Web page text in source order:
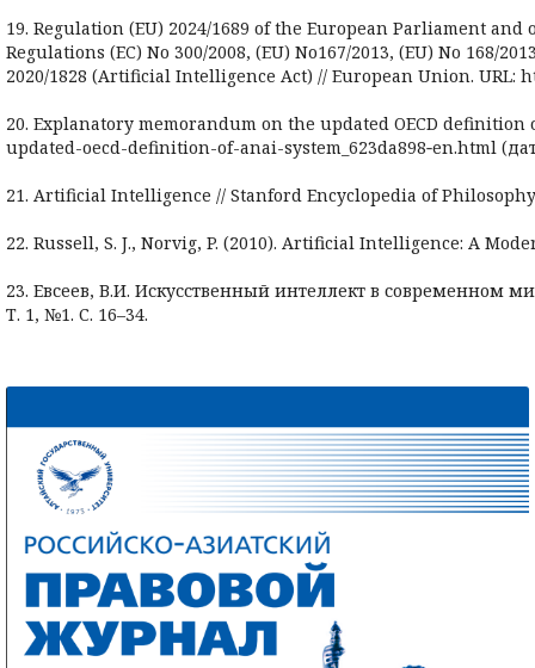
19. Regulation (EU) 2024/1689 of the European Parliament
Regulations (EC) No 300/2008, (EU) No167/2013, (EU) No 168/
2020/1828 (Artificial Intelligence Act) // European Union. URL:
20. Explanatory memorandum on the updated OECD
updated-oecd-definition-of-anai-system_623da898‑en.html
21. Artificial Intelligence // Stanford Encyclopedia of
22. Russell, S. J., Norvig, P. (2010). Artificial Intelligence: A
23. Евсеев, В.И. Искусственный интеллект в современном
Т. 1, №1. С. 16–34.